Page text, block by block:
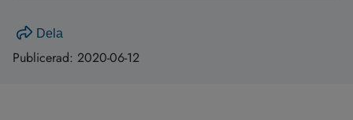
Dela
Publicerad: 2020-06-12